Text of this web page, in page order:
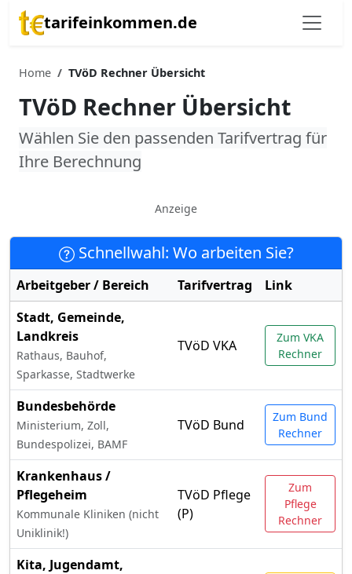
tarifeinkommen.de
Home TVöD Rechner Übersicht
TVöD Rechner Übersicht
Wählen Sie den passenden Tarifvertrag für
Ihre Berechnung
Anzeige
Schnellwahl: Wo arbeiten Sie?
Arbeitgeber / Bereich Tarifvertrag
Link
Stadt, Gemeinde,
Landkreis
Rathaus, Bauhof,
Sparkasse, Stadtwerke
TVöD VKA
Zum VKA
Rechner
Bundesbehörde
Ministerium, Zoll,
Bundespolizei, BAMF
TVöD Bund
Zum Bund
Rechner
Krankenhaus /
Pflegeheim
Kommunale Kliniken (nicht
Uniklinik!)
TVöD Pflege
(P)
Zum
Pflege
Rechner
Kita, Jugendamt,